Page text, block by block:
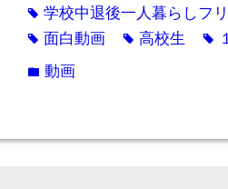
tag 学校中退後一人暮らしフ
tag 面白動画 tag 高校生 tag
folder 動画